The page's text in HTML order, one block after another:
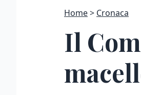
Home Cronaca
Il